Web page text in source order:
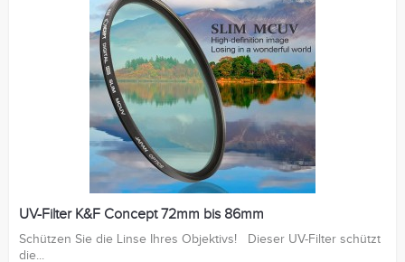
UV-Filter K&F Concept 72mm bis 86mm
Schützen Sie die Linse Ihres Objektivs! Dieser UV-Filter schützt
die...